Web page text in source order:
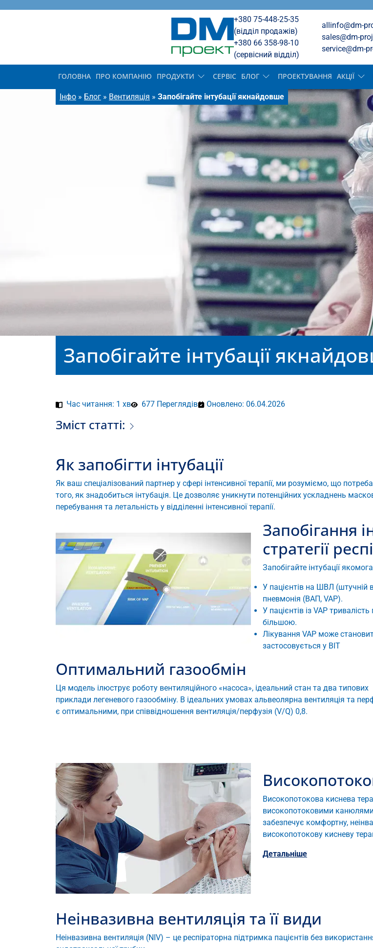
+380 75-448-25-35
(відділ продажів)
+380 66 358-98-10
(cервісний відділ)
allinfo@dm-
sales@dm-
service@dm-
ГОЛОВНА ПРО КОМПАНІЮ ПРОДУКТИ СЕРВІС БЛОГ ПРОЕКТУВАННЯ АКЦІЇ
Інфо » Блог » Вентиляція » Запобігайте інтубації якнайдовше
Запобігайте інтубації
Час читання: 1 хв 677 Переглядів Оновлено: 06.04.2026
Зміст статті:
Як запобігти інтубації
Як ваш спеціалізований партнер у сфері інтенсивної терапії, ми розуміємо, що
того, як знадобиться інтубація. Це дозволяє уникнути потенційних ускладнень
перебування та летальність у відділенні інтенсивної терапії.
Запобігання
стратегії
Запобігайте інтубації
У пацієнтів на ШВЛ (штучній
пневмонія (ВАП, VAP).​
У пацієнтів із VAP
більшою.​
Лікування VAP може
застосовується у ВІТ
Оптимальний газообмін
Ця модель ілюструє роботу вентиляційного «насоса», ідеальний стан та два типових
приклади легеневого газообміну. В ідеальних умовах альвеолярна вентиляція та
є оптимальними, при співвідношення вентиляція/перфузія (V/Q) 0,8.
Високопотокова киснева
високопотоковими канюлями
забезпечує комфортну,
високопотокову кисневу
Детальніше
Неінвазивна вентиляція та її види
Неінвазивна вентиляція (NIV) – це респіраторна підтримка пацієнтів без